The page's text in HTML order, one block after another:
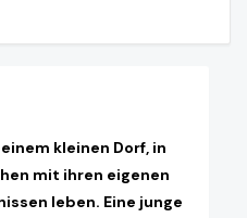
kleinen Dorf, in
mit ihren eigenen
leben. Eine junge